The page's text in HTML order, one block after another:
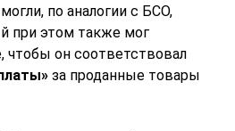
по аналогии с БСО,
при этом также мог
чтобы он соответствовал
за проданные товары